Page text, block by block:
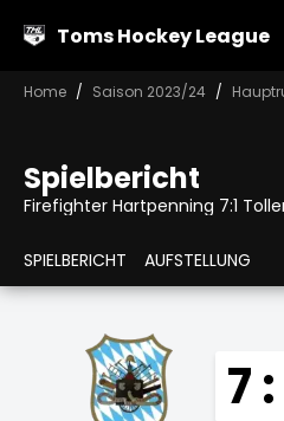
Toms Hockey League
Home Saison 2023/24
Spielbericht
Firefighter Hartpenning 7:1
SPIELBERICHT AUFSTELLUNG
7 :